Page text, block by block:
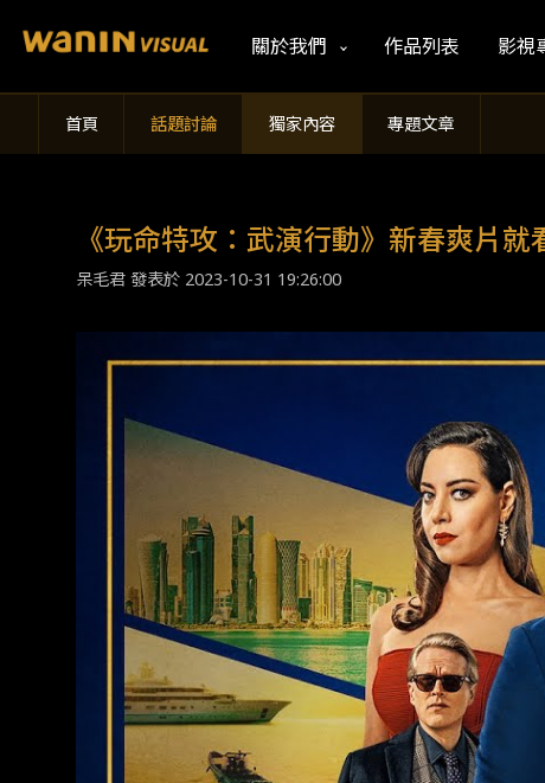
關於我們 作品列表 影視
首頁 話題討論 獨家內容 專題文章
《玩命特攻：武演行動》新春爽片就
呆毛君 發表於 2023-10-31 19:26:00